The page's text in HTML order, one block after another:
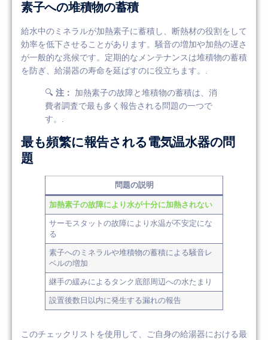
素子への堆積物の蓄積
給水中のミネラルが加熱素子に蓄積し、断熱材の役割をして
効率を低下させることがあります。騒音の増加や加熱の遅さ
が一般的な兆候です。定期的なメンテナンスは堆積物の蓄積
を防ぎ、給湯器の寿命を延ばすのに役立ちます。.
🔍 注：
加熱素子の故障と堆積物の蓄積は、消
費者調査で最も多く報告される問題の一つで
す。.
最も頻繁に報告される電気温水器の問
題
問題の説明
加熱素子の故障により水が十分に加熱されない
サーモスタットの故障により水温が不安定にな
る
素子へのミネラルや堆積物の蓄積による騒音レ
ベルの増加
継手の緩みによるタンク底部周辺への水たまり
設置後数日以内に発生する漏れの報告
このチェックリストを使用して、ご自身の給湯器における最